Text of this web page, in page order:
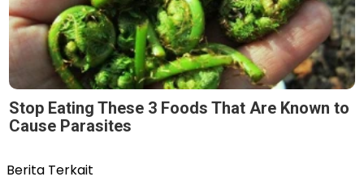
Stop Eating These 3 Foods That Are Known to
Cause Parasites
Berita Terkait